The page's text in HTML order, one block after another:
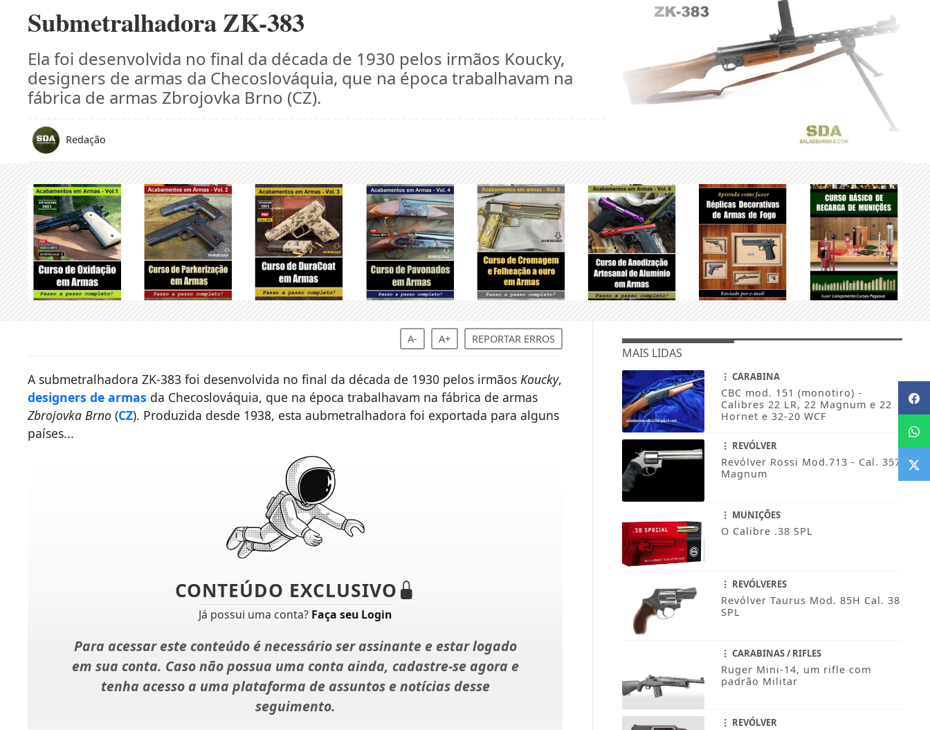
Submetralhadora ZK-383
Ela foi desenvolvida no final da década de 1930 pelos irmãos Koucky,
designers de armas da Checoslováquia, que na época trabalhavam na
fábrica de armas Zbrojovka Brno (CZ).
Redação
A- A+ REPORTAR ERROS
A submetralhadora ZK-383 foi desenvolvida no final da década de 1930 pelos irmãosKoucky,
designers de armas da Checoslováquia, que na época trabalhavam na fábrica de armas
Zbrojovka Brno (CZ). Produzida desde 1938, esta aubmetralhadora foi exportada para alguns
países...
CONTEÚDO EXCLUSIVO
Já possui uma conta? Faça seu Login
Para acessar este conteúdo é necessário ser assinante e estar logado
em sua conta. Caso não possua uma conta ainda, cadastre-se agora e
tenha acesso a uma plataforma de assuntos e notícias desse
seguimento.
MAIS LIDAS
CARABINA
CBC mod. 151 (monotiro) -
Calibres 22 LR, 22 Magnum e 22
Hornet e 32-20 WCF
REVÓLVER
Revólver Rossi Mod.713 - Cal. 357
Magnum
MUNIÇÕES
O Calibre .38 SPL
REVÓLVERES
Revólver Taurus Mod. 85H Cal. 38
SPL
CARABINAS / RIFLES
Ruger Mini-14, um rifle com
padrão Militar
REVÓLVER